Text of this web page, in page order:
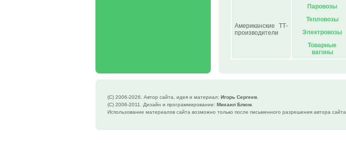
Американские ТТ-
производители
Паровозы
Тепловозы
Электровозы
Товарные
вагоны
(C) 2006-2026. Автор сайта, идея и материал: Игорь Сергеев
(C) 2006-2011. Дизайн и программирование: Михаил Блюм
Использование материалов сайта возможно только после письменного разрешения автора сайта.